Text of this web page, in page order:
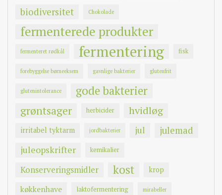
biodiversitet Chokolade
fermenterede produkter
fermenteret rødkål fermentering fisk
forebyggelse børneeksem gavnlige bakterier glutenfrit
glutenintolerance gode bakterier
grøntsager herbicider hvidløg
irritabel tyktarm jordbakterier jul julemad
juleopskrifter kemikalier
Konserveringsmidler kost krop
køkkenhave laktofermentering mirabeller